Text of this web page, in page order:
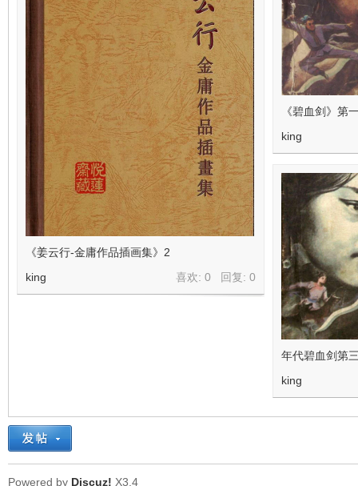
《姜云行-金庸作品插画集》2
喜欢: 0 回复: 0
king
《碧血剑》第
king
年代碧血剑第
king
Powered by Discuz! X3.4